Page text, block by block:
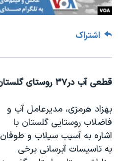
اشتراک
قطعی آب در۳۷ روستای گلستان
بهزاد هرمزی، مدیرعامل آب و
فاضلاب روستایی گلستان با
اشاره به آسیب سیلاب و طوفان
به تاسیسات آبرسانی برخی